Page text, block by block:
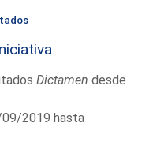
Dictamen desde
2019 hasta